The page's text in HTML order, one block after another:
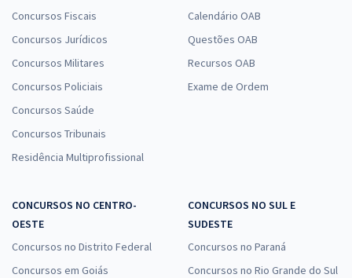
Concursos Fiscais
Concursos Jurídicos
Concursos Militares
Concursos Policiais
Concursos Saúde
Concursos Tribunais
Residência Multiprofissional
Calendário OAB
Questões OAB
Recursos OAB
Exame de Ordem
CONCURSOS NO CENTRO-
OESTE
Concursos no Distrito Federal
Concursos em Goiás
CONCURSOS NO SUL E
SUDESTE
Concursos no Paraná
Concursos no Rio Grande do Sul